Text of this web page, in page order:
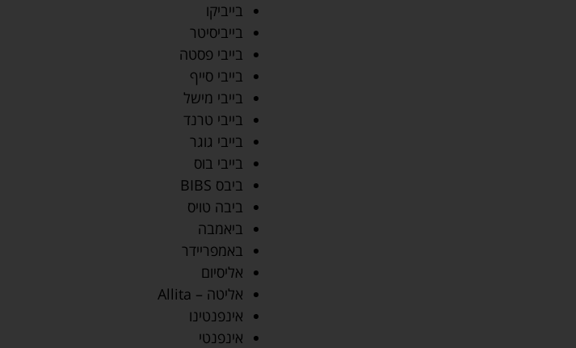
בייביקו
בייביסיטר
בייבי פסטה
בייבי סייף
בייבי מישל
בייבי טרנד
בייבי גוגר
בייבי בוס
ביבס BIBS
ביבה טויס
ביאמבה
באמפריידר
אליסיום
אליטה – Allita
אינפנטינו
אינפנטי